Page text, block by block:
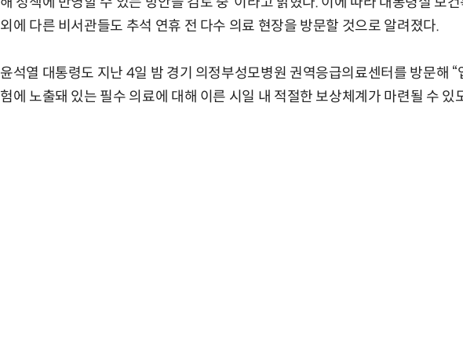
외에 다른 비서관들도 추석 연휴 전 다수 의료 현장을 방문할 것으로 알려졌다.
윤석열 대통령도 지난 4일 밤 경기 의정부성모병원 권역응급의료센터를 방문해 “
험에 노출돼 있는 필수 의료에 대해 이른 시일 내 적절한 보상체계가 마련될 수 있